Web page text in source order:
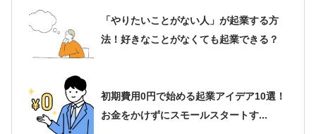
「やりたいことがない人」が起業する方
法！好きなことがなくても起業できる？
初期費用0円で始める起業アイデア10選！
お金をかけずにスモールスタートす...